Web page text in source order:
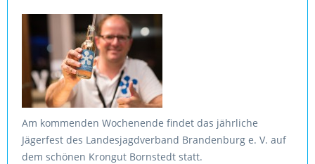
Am kommenden Wochenende findet das jährliche
Jägerfest des Landesjagdverband Brandenburg e. V. auf
dem schönen Krongut Bornstedt statt.